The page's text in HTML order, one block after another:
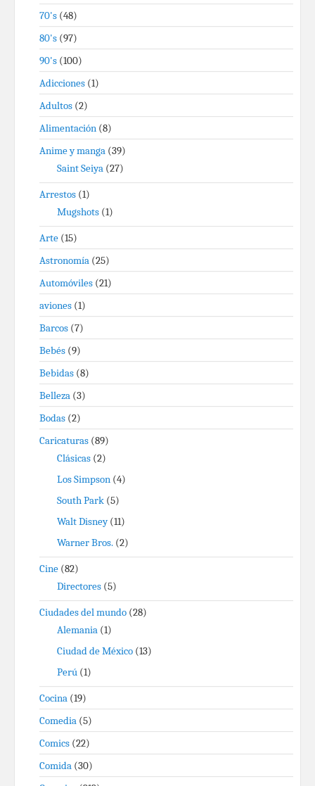
70's (48)
80's (97)
90's (100)
Adicciones (1)
Adultos (2)
Alimentación (8)
Anime y manga (39)
Saint Seiya (27)
Arrestos (1)
Mugshots (1)
Arte (15)
Astronomía (25)
Automóviles (21)
aviones (1)
Barcos (7)
Bebés (9)
Bebidas (8)
Belleza (3)
Bodas (2)
Caricaturas (89)
Clásicas (2)
Los Simpson (4)
South Park (5)
Walt Disney(11)
Warner Bros. (2)
Cine (82)
Directores (5)
Ciudades del mundo (28)
Alemania (1)
Ciudad de México (13)
Perú (1)
Cocina (19)
Comedia (5)
Comics (22)
Comida (30)